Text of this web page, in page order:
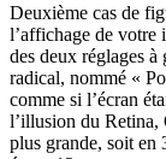
Deuxième cas de
l’affichage de votre
des deux réglages
radical, nommé «
comme si l’écran
l’illusion du Retina,
plus grande, soit en